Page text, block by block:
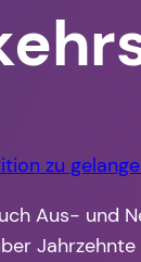
zu
Aus- und